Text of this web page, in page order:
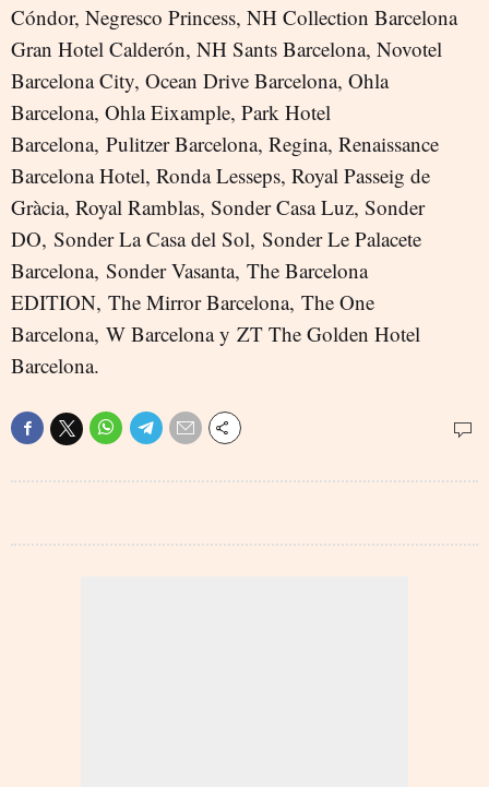
Cóndor, Negresco Princess, NH Collection Barcelona
Gran Hotel Calderón, NH Sants Barcelona, Novotel
Barcelona City, Ocean Drive Barcelona, Ohla
Barcelona, Ohla Eixample, Park Hotel
Barcelona, Pulitzer Barcelona, Regina, Renaissance
Barcelona Hotel, Ronda Lesseps, Royal Passeig de
Gràcia, Royal Ramblas, Sonder Casa Luz, Sonder
DO, Sonder La Casa del Sol, Sonder Le Palacete
Barcelona, Sonder Vasanta, The Barcelona
EDITION, The Mirror Barcelona, The One
Barcelona, W Barcelona y ZT The Golden Hotel
Barcelona.